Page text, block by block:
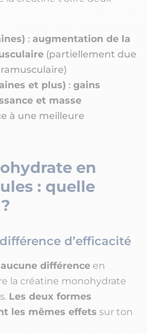
: augmentation de la
(partiellement due
et plus) : gains
et masse
à une meilleure
en
: quelle
d’efficacité
différence en
la créatine monohydrate
Les deux formes
les mêmes effets sur ton